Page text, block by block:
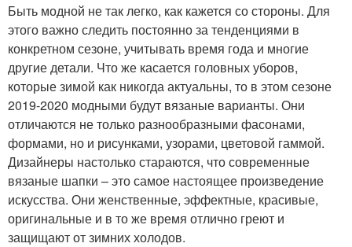
Быть модной не так легко, как кажется со стороны. Для
этого важно следить постоянно за тенденциями в
конкретном сезоне, учитывать время года и многие
другие детали. Что же касается головных уборов,
которые зимой как никогда актуальны, то в этом сезоне
2019-2020 модными будут вязаные варианты. Они
отличаются не только разнообразными фасонами,
формами, но и рисунками, узорами, цветовой гаммой.
Дизайнеры настолько стараются, что современные
вязаные шапки – это самое настоящее произведение
искусства. Они женственные, эффектные, красивые,
оригинальные и в то же время отлично греют и
защищают от зимних холодов.